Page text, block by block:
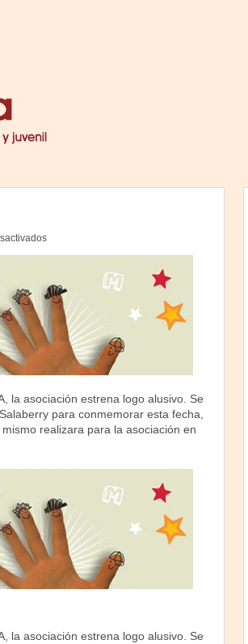
en
Novedades
Alija
la asociación estrena logo alusivo. Se
para conmemorar esta fecha,
realizara para la asociación en
la asociación estrena logo alusivo. Se